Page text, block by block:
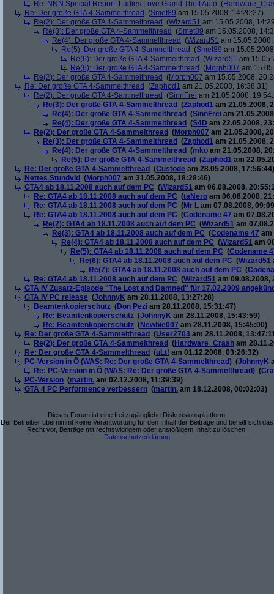
Re: NNN Special Report: Ladies Love Grand Theft Auto (
Re: Der große GTA 4-Sammelthread (Smet89 am 15.05.2008, 14:20:27)
Re(2): Der große GTA 4-Sammelthread (Wizard51 am 15.05.2008,
Re(3): Der große GTA 4-Sammelthread (Smet89 am 15.05.2008,
Re(4): Der große GTA 4-Sammelthread (Wizard51 am
Re(5): Der große GTA 4-Sammelthread (Smet89 am
Re(6): Der große GTA 4-Sammelthread (Wizard51 am
Re(6): Der große GTA 4-Sammelthread (Morph007 am
Re(2): Der große GTA 4-Sammelthread (Morph007 am 15.05.2008,
Re: Der große GTA 4-Sammelthread (Zaphod1 am 21.05.2008, 16:38:31)
Re(2): Der große GTA 4-Sammelthread (SinnFrei am 21.05.2008,
Re(3): Der große GTA 4-Sammelthread (Zaphod1 am 21.05.2008,
Re(4): Der große GTA 4-Sammelthread (SinnFrei am
Re(4): Der große GTA 4-Sammelthread (S4D am 22.05.2008,
Re(2): Der große GTA 4-Sammelthread (Morph007 am 21.05.2008,
Re(3): Der große GTA 4-Sammelthread (Zaphod1 am 21.05.2008,
Re(4): Der große GTA 4-Sammelthread (mko am 21.05.2008,
Re(5): Der große GTA 4-Sammelthread (Zaphod1 am
Re: Der große GTA 4-Sammelthread (Custode am 28.05.2008, 17:56:44)
Nettes Stundvid (Morph007 am 31.05.2008, 18:28:46)
GTA4 ab 18.11.2008 auch auf dem PC (Wizard51 am 06.08.2008,
Re: GTA4 ab 18.11.2008 auch auf dem PC (taNero am 06.08.2008,
Re: GTA4 ab 18.11.2008 auch auf dem PC (Mr L am 07.08.2008,
Re: GTA4 ab 18.11.2008 auch auf dem PC (Codename 47 am
Re(2): GTA4 ab 18.11.2008 auch auf dem PC (Wizard51 am
Re(3): GTA4 ab 18.11.2008 auch auf dem PC (Codename 47 am
Re(4): GTA4 ab 18.11.2008 auch auf dem PC (Wizard51 am
Re(5): GTA4 ab 18.11.2008 auch auf dem PC (Codename
Re(6): GTA4 ab 18.11.2008 auch auf dem PC (Wizard51
Re(7): GTA4 ab 18.11.2008 auch auf dem PC (
Re: GTA4 ab 18.11.2008 auch auf dem PC (Wizard51 am 09.08.2008,
GTA IV Zusatz-Episode "The Lost and Damned" für 17.02.2009
GTA IV PC release (JohnnyK am 28.11.2008, 13:27:28)
Beamtenkopierschutz (Don Pezi am 28.11.2008, 15:31:47)
Re: Beamtenkopierschutz (JohnnyK am 28.11.2008, 15:43:59)
Re: Beamtenkopierschutz (Newbie007 am 28.11.2008, 15:45:00)
Re: Der große GTA 4-Sammelthread (User2703 am 28.11.2008,
Re(2): Der große GTA 4-Sammelthread (Hardware_Crash am
Re: Der große GTA 4-Sammelthread (uLt! am 01.12.2008, 03:26:32)
PC-Version in Ö (WAS: Re: Der große GTA 4-Sammelthread) (JohnnyK
Re: PC-Version in Ö (WAS: Re: Der große GTA 4-Sammelthread) (
PC-Version (martin. am 02.12.2008, 11:39:39)
GTA 4 PC Performence verbessern (martin. am 18.12.2008, 00:02:03)
Dieses Forum ist eine frei zugängliche Diskussionsplattform.
Der Betreiber übernimmt keine Verantwortung für den Inhalt der Beiträge und behält sich das
Recht vor, Beiträge mit rechtswidrigem oder anstößigem Inhalt zu löschen.
Datenschutzerklärung